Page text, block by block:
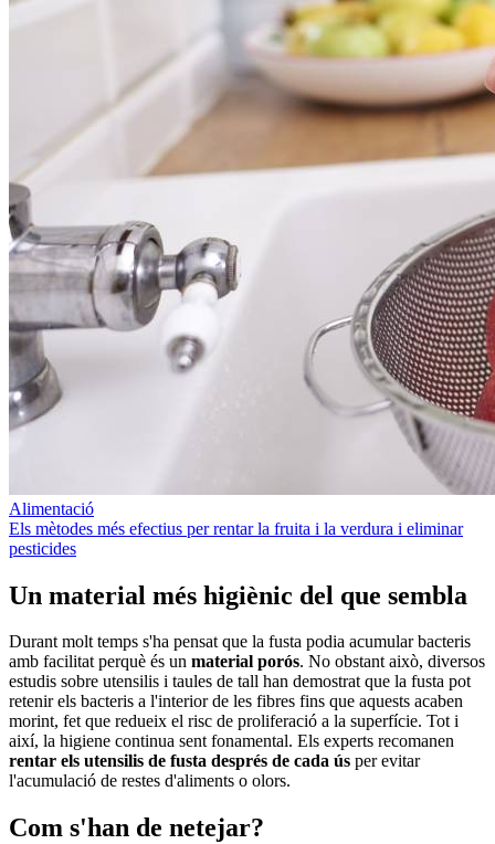
Alimentació
Els mètodes més efectius per rentar la fruita i la verdura i eliminar
pesticides
Un material més higiènic del que sembla
Durant molt temps s'ha pensat que la fusta podia acumular bacteris
amb facilitat perquè és un material porós. No obstant això, diversos
estudis sobre utensilis i taules de tall han demostrat que la fusta pot
retenir els bacteris a l'interior de les fibres fins que aquests acaben
morint, fet que redueix el risc de proliferació a la superfície. Tot i
així, la higiene continua sent fonamental. Els experts recomanen
rentar els utensilis de fusta després de cada ús per evitar
l'acumulació de restes d'aliments o olors.
Com s'han de netejar?